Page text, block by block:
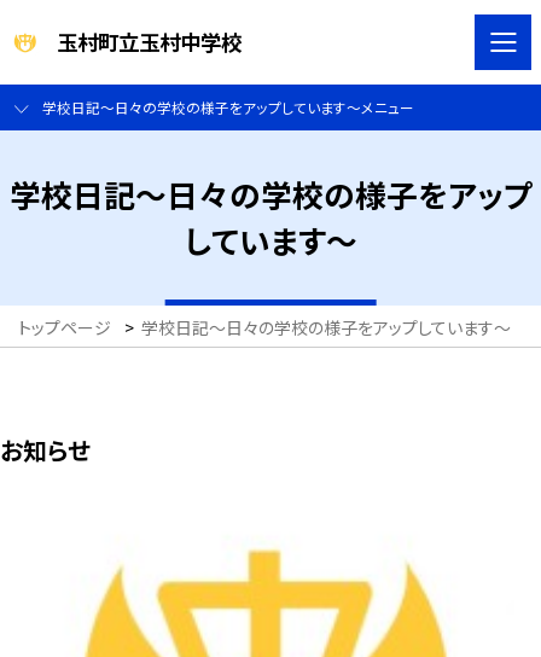
玉村町立玉村中学校
学校日記～日々の学校の様子をアップしています～メニュー
学校日記～日々の学校の様子をアップ
しています～
トップページ > 学校日記～日々の学校の様子をアップしています～
お知らせ